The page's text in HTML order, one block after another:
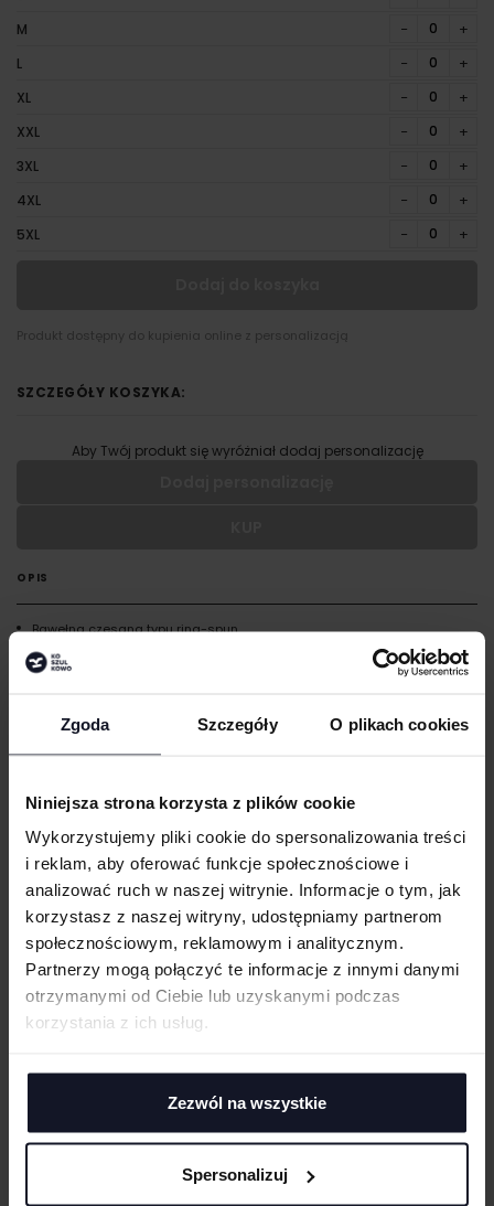
Zgoda Szczegóły O plikach cookies
Niniejsza strona korzysta z plików cookie
Wykorzystujemy pliki cookie do spersonalizowania treści
i reklam, aby oferować funkcje społecznościowe i
analizować ruch w naszej witrynie. Informacje o tym, jak
korzystasz z naszej witryny, udostępniamy partnerom
społecznościowym, reklamowym i analitycznym.
Partnerzy mogą połączyć te informacje z innymi danymi
otrzymanymi od Ciebie lub uzyskanymi podczas
korzystania z ich usług.
Zezwól na wszystkie
Spersonalizuj
OPIS
Bawełna czesana typu ring-spun
Dwuwarstwowy kołnierz z elastanem
Podwójne szwy
Rękawy raglanowe
Dwukrotnie dekatyzowana
Możliwość prania w temp. 60°C
GRAMATURA I SKŁAD
CERTYFIKATY
TECHNIKI ZDOBIENIA
poliestrowymi nićmi za pomocą specjalnych maszyn haftujących. W
Sitodruk to technika znakowania, która wygrywa trwałością i ceną przy
DOSTAWA I PŁATNOŚĆ
M − +
L − +
XL − +
XXL − +
3XL − +
4XL − +
5XL − +
Produkt dostępny do kupienia online z personalizacją
SZCZEGÓŁY KOSZYKA:
Aby Twój produkt się wyróżniał dodaj personalizację
UMIEJSCOWIENIE
WGRAJ GRAFIKĘ
UWAGI
DODAJ